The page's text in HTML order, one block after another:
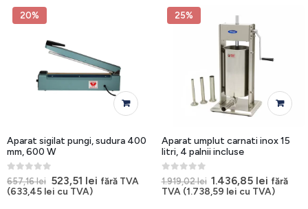
20%
Aparat sigilat pungi, sudura 400
mm, 600 W
0 out of 5
657,16lei Prețul
inițial
523,51 leiPrețul
fără TVA
(633,45 lei cu TVA)
25%
Aparat umplut carnati inox 15
litri, 4 palnii incluse
0 out of 5
1.919,02lei Prețul
inițial
1.436,85 lei Prețul
curent
fără
TVA (1.738,59 lei cu TVA)